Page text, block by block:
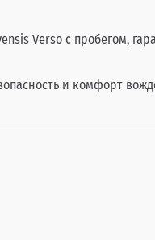
Verso с пробегом,
и комфорт